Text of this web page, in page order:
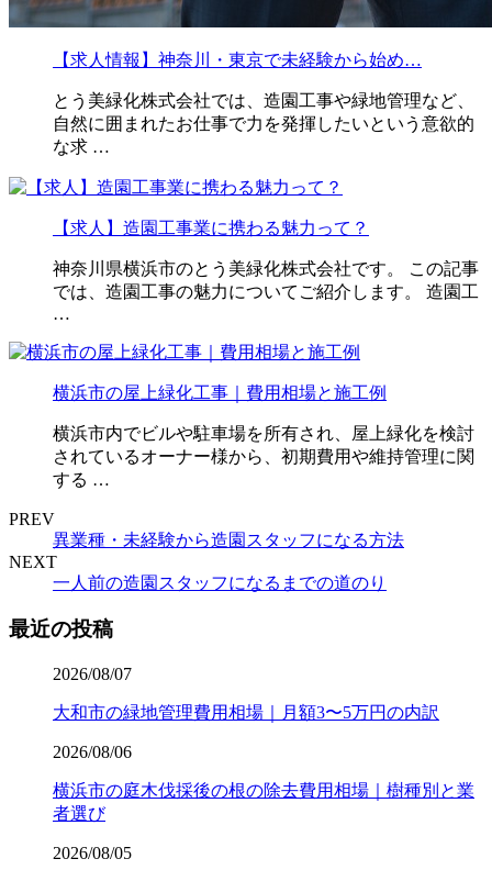
【求人情報】神奈川・東京で未経験から始め…
とう美緑化株式会社では、造園工事や緑地管理など、
自然に囲まれたお仕事で力を発揮したいという意欲的
な求 …
【求人】造園工事業に携わる魅力って？
神奈川県横浜市のとう美緑化株式会社です。 この記事
では、造園工事の魅力についてご紹介します。 造園工
…
横浜市の屋上緑化工事｜費用相場と施工例
横浜市内でビルや駐車場を所有され、屋上緑化を検討
されているオーナー様から、初期費用や維持管理に関
する …
PREV
異業種・未経験から造園スタッフになる方法
NEXT
一人前の造園スタッフになるまでの道のり
最近の投稿
2026/08/07
大和市の緑地管理費用相場｜月額3〜5万円の内訳
2026/08/06
横浜市の庭木伐採後の根の除去費用相場｜樹種別と業
者選び
2026/08/05